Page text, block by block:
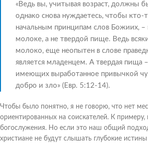
«Ведь вы, учитывая возраст, должны
однако снова нуждаетесь, чтобы кто-
начальным принципам слов Божиих, –
молоке, а не твердой пище. Ведь
молоко, еще неопытен в слове
является младенцем. А твердая пища
имеющих выработанное привычкой
добро и зло» (Евр. 5:12-14).
Чтобы было понятно, я не говорю, что нет
ориентированных на соискателей. К примеру,
богослужения. Но если это наш общий
христиане не будут слышать глубокие